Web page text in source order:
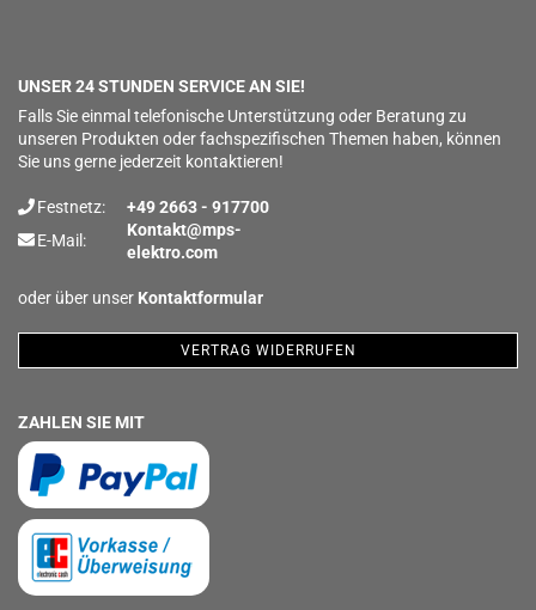
UNSER 24 STUNDEN SERVICE AN SIE!
Falls Sie einmal telefonische Unterstützung oder Beratung zu
unseren Produkten oder fachspezifischen Themen haben, können
Sie uns gerne jederzeit kontaktieren!
Festnetz:
+49 2663 - 917700
E-Mail:
Kontakt@mps-
elektro.com
oder über unser Kontaktformular
VERTRAG WIDERRUFEN
ZAHLEN SIE MIT